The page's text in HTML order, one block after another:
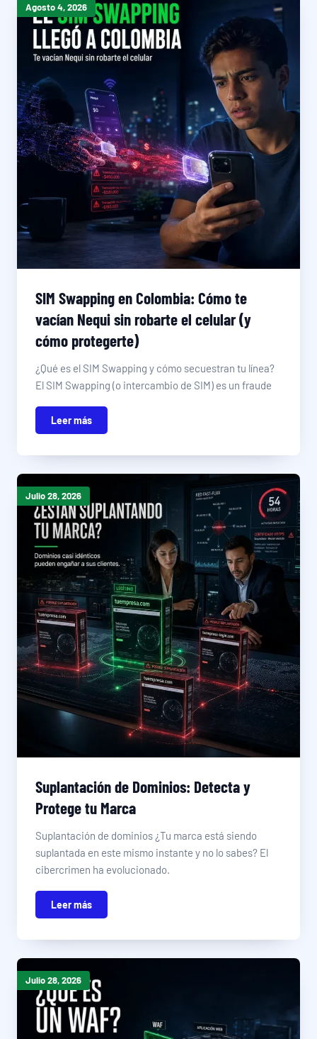
Agosto 4, 2026
SIM Swapping en Colombia: Cómo te
vacían Nequi sin robarte el celular (y
cómo protegerte)
¿Qué es el SIM Swapping y cómo secuestran tu línea?
El SIM Swapping (o intercambio de SIM) es un fraude
Leer más
Julio 28, 2026
Suplantación de Dominios: Detecta y
Protege tu Marca
Suplantación de dominios ¿Tu marca está siendo
suplantada en este mismo instante y no lo sabes? El
cibercrimen ha evolucionado.
Leer más
Julio 28, 2026